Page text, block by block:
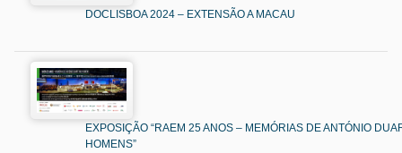
DOCLISBOA 2024 – EXTENSÃO A MACAU
EXPOSIÇÃO “RAEM 25 ANOS – MEMÓRIAS DE ANTÓNIO
HOMENS”